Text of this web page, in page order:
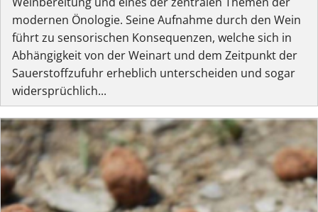
modernen Önologie. Seine Aufnahme durch den Wein
führt zu sensorischen Konsequenzen, welche sich in
Abhängigkeit von der Weinart und dem Zeitpunkt der
Sauerstoffzufuhr erheblich unterscheiden und sogar
widersprüchlich...